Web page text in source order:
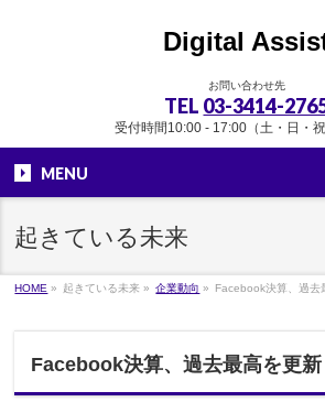
Digital
お問い合わせ先
TEL 03-3414-
受付時間10:00 - 17:00（土・日・祝
MENU
起きている未来
HOME » 起きている未来 » 企業動向 » Facebook決算、過
Facebook決算、過去最高を更